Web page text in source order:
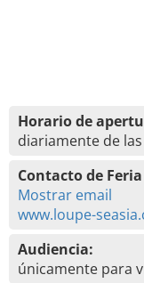
Horario de
diariamente de las
Contacto de Feria
Mostrar email
www.loupe-
Audiencia:
únicamente para